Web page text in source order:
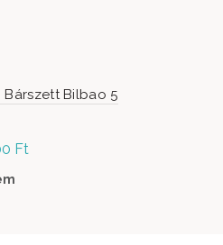
Bárszett Bilbao 5
Ft